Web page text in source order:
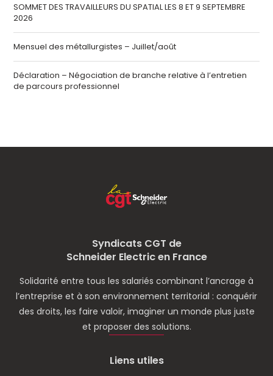
SOMMET DES TRAVAILLEURS DU SPATIAL LES 8 ET 9 SEPTEMBRE
2026
Mensuel des métallurgistes – Juillet/août
Déclaration – Négociation de branche relative à l’entretien
de parcours professionnel
Syndicats CGT de
Schneider Electric en France
Solidarité entre tous les salariés combinant l’ancrage à
l’entreprise et à son environnement territorial : conquérir
des droits, les faire valoir, imaginer un monde plus juste
et proposer des solutions.
Liens utiles